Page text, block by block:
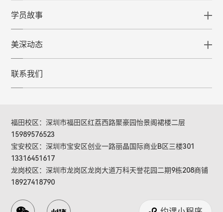
学员故事
美深动态
联系我们
福田校区：深圳市福田区红荔西路聚豪园怡景阁裙楼二层
15989576523
宝安校区：深圳市宝安区创业一路丽晶国际商业B区三楼301
13316451617
龙岗校区：深圳市龙岗区龙岗大道万科天誉花园二期9栋208商铺
18927418790